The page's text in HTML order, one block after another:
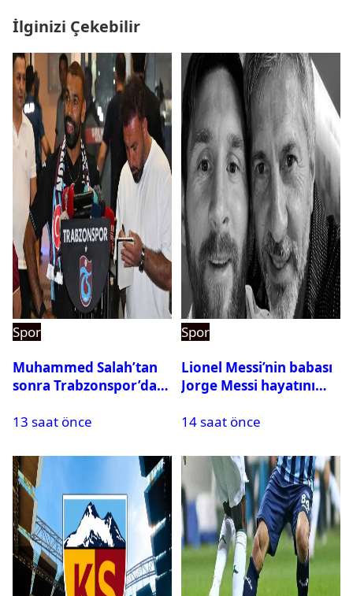
İlginizi Çekebilir
Spor
Muhammed Salah’tan
sonra Trabzonspor’dan
13 saat önce
Spor
Lionel Messi’nin babası
Jorge Messi hayatını
14 saat önce